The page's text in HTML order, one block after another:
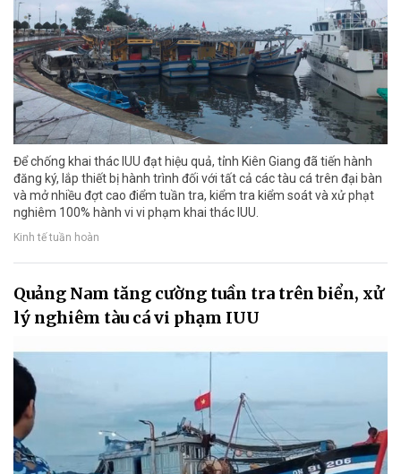
Để chống khai thác IUU đạt hiệu quả, tỉnh Kiên Giang đã tiến hành
đăng ký, lắp thiết bị hành trình đối với tất cả các tàu cá trên đại bàn
và mở nhiều đợt cao điểm tuần tra, kiểm tra kiểm soát và xử phạt
nghiêm 100% hành vi vi phạm khai thác IUU.
Kinh tế tuần hoàn
Quảng Nam tăng cường tuần tra trên biển, xử
lý nghiêm tàu cá vi phạm IUU